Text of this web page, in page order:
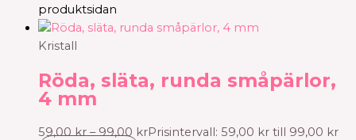
produktsidan
Kristall
Röda, släta, runda småpärlor,
4 mm
59,00kr – 99,00 krPrisintervall: 59,00 kr till 99,00 kr